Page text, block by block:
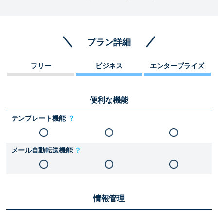
プラン詳細
フリー ビジネス エンタープライズ
便利な機能
テンプレート機能 ？
メール自動転送機能 ？
情報管理